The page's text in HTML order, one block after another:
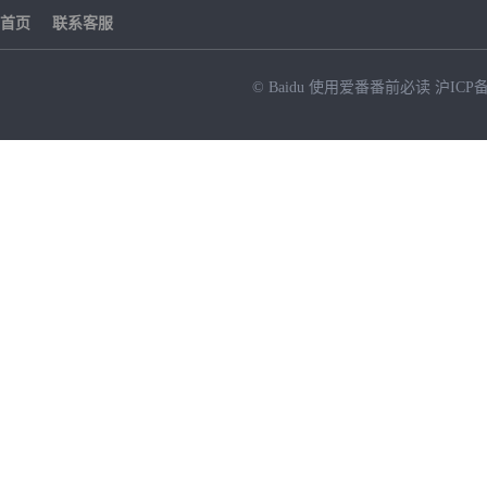
首页 联系客服
© Baidu 使用爱番番前必读 沪ICP